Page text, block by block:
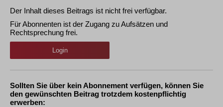
Der Inhalt dieses Beitrags ist nicht frei verfügbar.
Für Abonnenten ist der Zugang zu Aufsätzen und
Rechtsprechung frei.
Login
Sollten Sie über kein Abonnement verfügen, können Sie
den gewünschten Beitrag trotzdem kostenpflichtig
erwerben: